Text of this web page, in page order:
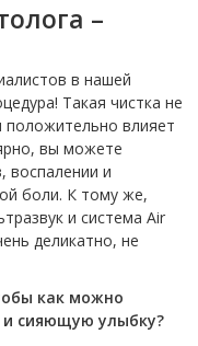
–
в нашей
Такая чистка не
положительно влияет
вы можете
воспалении и
боли. К тому же,
и система Air
деликатно, не
как можно
и сияющую улыбку?